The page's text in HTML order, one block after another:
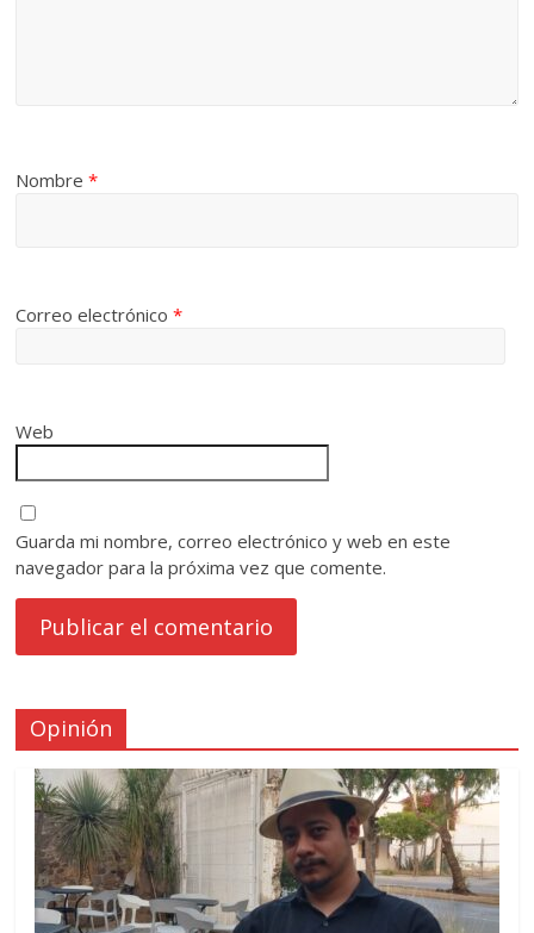
Nombre*
Correo electrónico*
Web
Guarda mi nombre, correo electrónico y web en este
navegador para la próxima vez que comente.
Opinión